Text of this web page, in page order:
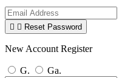
  Reset Password
New Account Register
G. Ga.